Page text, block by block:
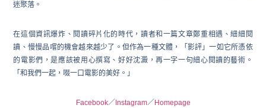
迷聚落。
在這個資訊爆炸、閱讀碎片化的時代，讀者和一篇文章鄭重相遇、細細閱
讀、慢慢品嚐的機會越來越少了。但作為一種文體，「影評」一如它所憑依
的電影們，是應該被用心撰寫、好好沈澱，再一字一句細心閱讀的藝術。
「和我們一起，啜一口電影的美好。」
Facebook／ Instagram／ Homepage